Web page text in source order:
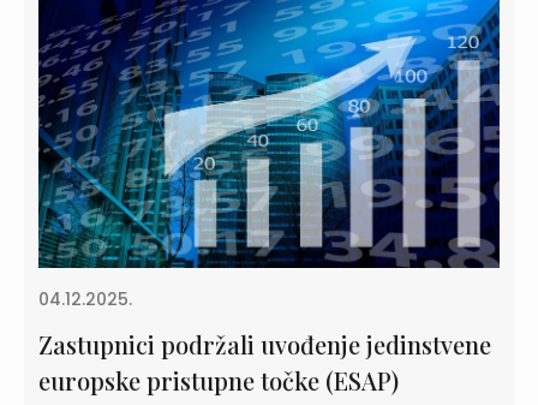
04.12.2025.
Zastupnici podržali uvođenje jedinstvene
europske pristupne točke (ESAP)